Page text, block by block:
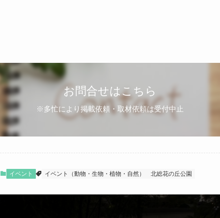
お問合せはこちら
※多忙により掲載依頼・取材依頼は受付中止
イベント イベント（動物・生物・植物・自然） 北総花の丘公園